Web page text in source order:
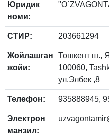
Юридик
номи:
СТИР: 203661294
Жойлашган
жойи:
Тошкент ш.,
100060,
ул.Элбек ,8
Телефон: 935888945,
Электрон
манзил: